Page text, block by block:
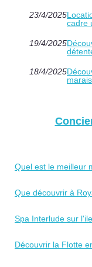
23/4/2025
cadre
19/4/2025
18/4/2025
Quel est le meilleur
Que découvrir à
Spa Interlude sur
Découvrir la Flotte